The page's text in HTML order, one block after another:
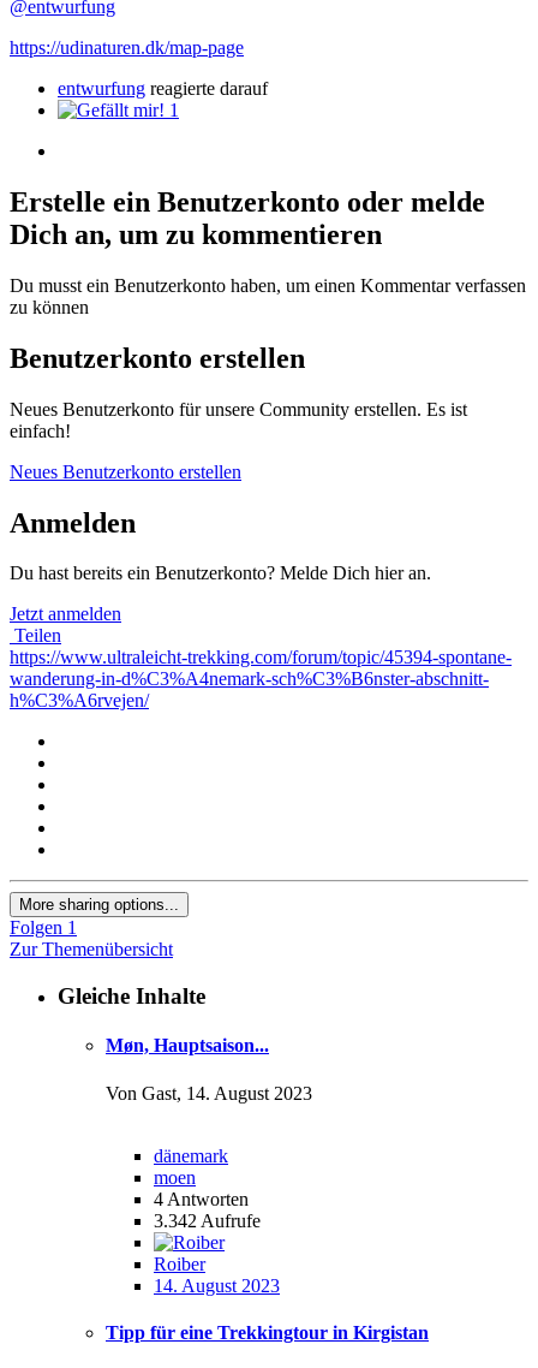
@entwurfung
https://udinaturen.dk/map-page
entwurfung reagierte darauf
1
Erstelle ein Benutzerkonto oder melde
Dich an, um zu kommentieren
Du musst ein Benutzerkonto haben, um einen Kommentar verfassen
zu können
Benutzerkonto erstellen
Neues Benutzerkonto für unsere Community erstellen. Es ist
einfach!
Neues Benutzerkonto erstellen
Anmelden
Du hast bereits ein Benutzerkonto? Melde Dich hier an.
Jetzt anmelden
Teilen
https://www.ultraleicht-trekking.com/forum/topic/45394-spontane-
wanderung-in-d%C3%A4nemark-sch%C3%B6nster-abschnitt-
h%C3%A6rvejen/
More sharing options...
Folgen 1
Zur Themenübersicht
Gleiche Inhalte
Møn, Hauptsaison...
Von Gast, 14. August 2023
dänemark
moen
4 Antworten
3.342 Aufrufe
Roiber
14. August 2023
Tipp für eine Trekkingtour in Kirgistan